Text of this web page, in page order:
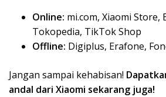
Online: mi.com, Xiaomi Store,
Tokopedia, TikTok Shop
Offline: Digiplus, Erafone,
Jangan sampai kehabisan!
andal dari Xiaomi sekarang juga!